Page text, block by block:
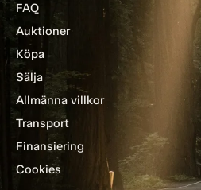
FAQ
Auktioner
Köpa
Sälja
Allmänna villkor
Transport
Finansiering
Cookies